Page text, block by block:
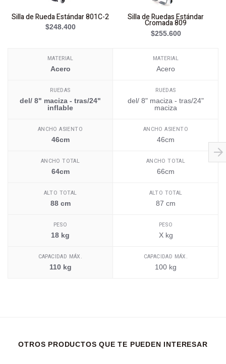
Silla de Rueda Estándar 801C-2
$248.400
MATERIAL
Acero
RUEDAS
del/ 8" maciza - tras/24"
inflable
ANCHO ASIENTO
46cm
ANCHO TOTAL
64cm
ALTO TOTAL
88 cm
PESO
18 kg
CAPACIDAD MÁX.
110 kg
Silla de Ruedas Estándar
Cromada 809
$255.600
MATERIAL
Acero
RUEDAS
del/ 8" maciza - tras/24"
maciza
ANCHO ASIENTO
46cm
ANCHO TOTAL
66cm
ALTO TOTAL
87 cm
PESO
X kg
CAPACIDAD MÁX.
100 kg
OTROS PRODUCTOS QUE TE PUEDEN INTERESAR